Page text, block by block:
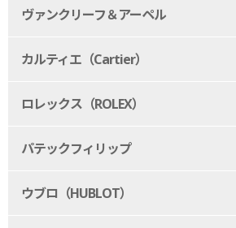
ヴァンクリーフ＆アーペル
カルティエ（Cartier）
ロレックス（ROLEX）
パテックフィリップ
ウブロ（HUBLOT）